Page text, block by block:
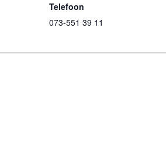
Telefoon
073-551 39 11